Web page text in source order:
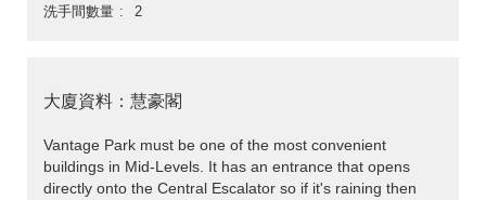
洗手間數量
2
大廈資料：慧豪閣
Vantage Park must be one of the most convenient
buildings in Mid-Levels. It has an entrance that opens
directly onto the Central Escalator so if it's raining then